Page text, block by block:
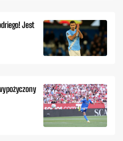
Jest